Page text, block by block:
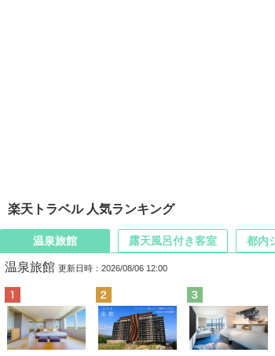
楽天トラベル 人気ランキング
温泉旅館
温泉旅館 更新日時：2026/08/06 12:00
露天風呂付き客室 都内